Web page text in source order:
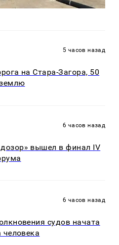
5 часов назад
на Стара-Загора, 50
6 часов назад
вышел в финал IV
6 часов назад
судов начата
человека